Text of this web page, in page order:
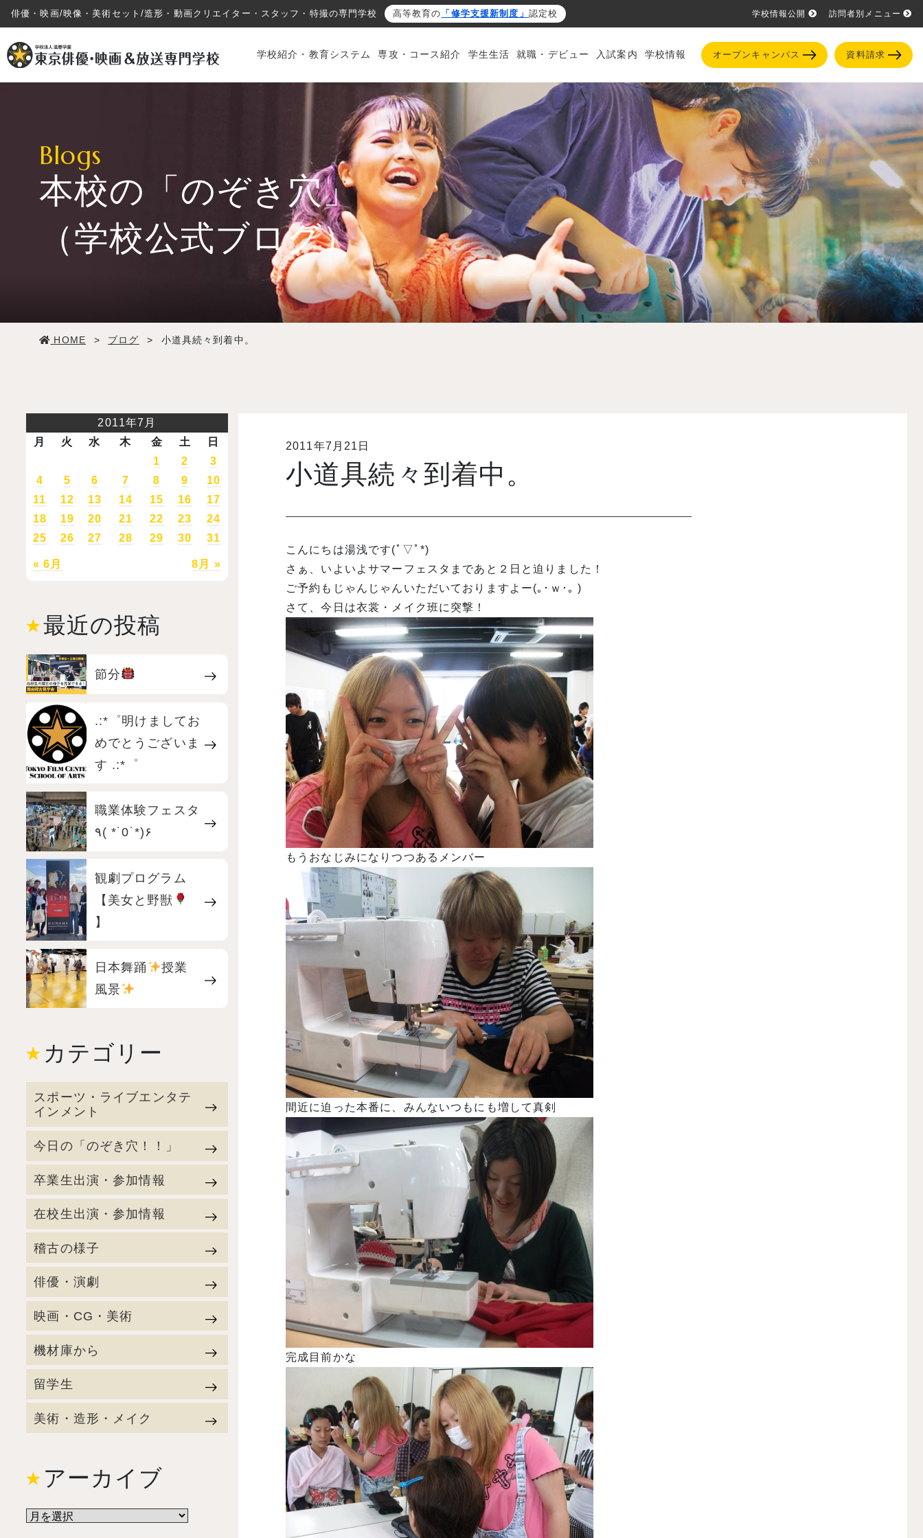
俳優・映画/映像・美術セット/造形・動画クリエイター・スタッフ・特撮の専門学校 高等教育の 「修学支援新制度」 認定校 学校情報公開 訪問者別メニュー
学校紹介・教育システム 専攻・コース紹介 学生生活 就職・デビュー 入試案内 学校情報 オープンキャンパス 資料請求
専攻・コース紹介
学校情報
オープンキャンパス
Blogs
本校の「のぞき穴」
（学校公式ブログ）
HOME > ブログ > 小道具続々到着中。
2011年7月21日
小道具続々到着中。
こんにちは湯浅です(ﾟ▽ﾟ*)
さぁ、いよいよサマーフェスタまであと２日と迫りました！
ご予約もじゃんじゃんいただいておりますよー(｡･ｗ･｡ )
さて、今日は衣裳・メイク班に突撃！
もうおなじみになりつつあるメンバー
間近に迫った本番に、みんないつもにも増して真剣
完成目前かな
2011年7月
月
火 水 木 金 土 日
« 6月 8月 »
1 2
3
4
5 6 7 8 9
10
11
12 13 14 15 16
17
18
19 20 21 22 23
24
25
26 27 28 29 30 31
最近の投稿
節分
.:*゜明けましてお
めでとうございま
す .:*゜
職業体験フェスタ
٩( *˙0˙*)۶
観劇プログラム
【美女と野獣
】
日本舞踊
授業
風景
カテゴリー
スポーツ・ライブエンタテ
インメント
今日の「のぞき穴！！」
卒業生出演・参加情報
在校生出演・参加情報
稽古の様子
俳優・演劇
映画・CG・美術
機材庫から
留学生
美術・造形・メイク
アーカイブ